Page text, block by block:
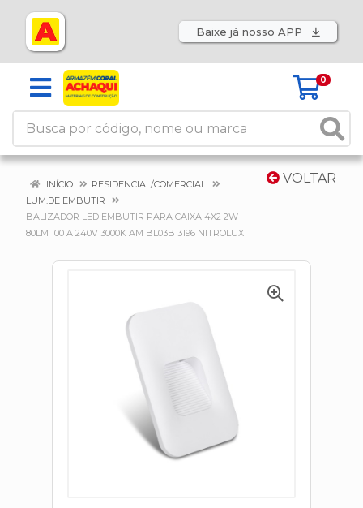
Baixe já nosso APP
0
VOLTAR
INÍCIO
RESIDENCIAL/COMERCIAL
LUM.DE EMBUTIR
BALIZADOR LED EMBUTIR PARA CAIXA 4X2 2W
80LM 100 A 240V 3000K AM BL03B 3196 NITROLUX